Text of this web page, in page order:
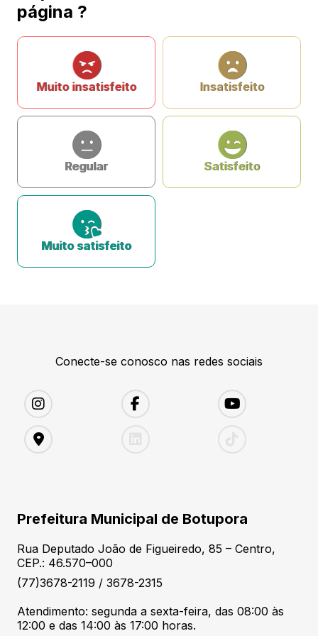
página ?
Muito insatisfeito Insatisfeito
Regular Satisfeito
Muito satisfeito
Conecte-se conosco nas redes sociais
Prefeitura Municipal de Botupora
Rua Deputado João de Figueiredo, 85 – Centro,
CEP.: 46.570–000
(77)3678-2119 / 3678-2315
Atendimento: segunda a sexta-feira, das 08:00 às
12:00 e das 14:00 às 17:00 horas.